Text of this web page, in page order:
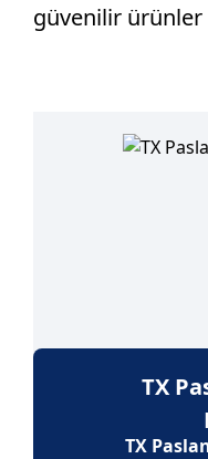
güvenilir ürünler
TX
TX